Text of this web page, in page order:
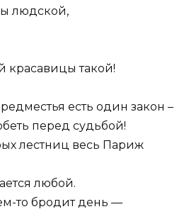
людской,
красавицы такой!
есть один закон –
перед судьбой!
лестниц весь Париж
любой.
то бродит день —